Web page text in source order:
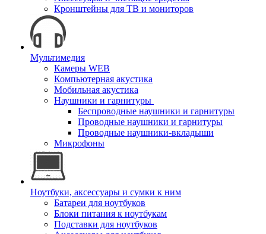
Кронштейны для ТВ и мониторов
Мультимедия
Камеры WEB
Компьютерная акустика
Мобильная акустика
Наушники и гарнитуры
Беспроводные наушники и гарнитуры
Проводные наушники и гарнитуры
Проводные наушники-вкладыши
Микрофоны
Ноутбуки, аксессуары и сумки к ним
Батареи для ноутбуков
Блоки питания к ноутбукам
Подставки для ноутбуков